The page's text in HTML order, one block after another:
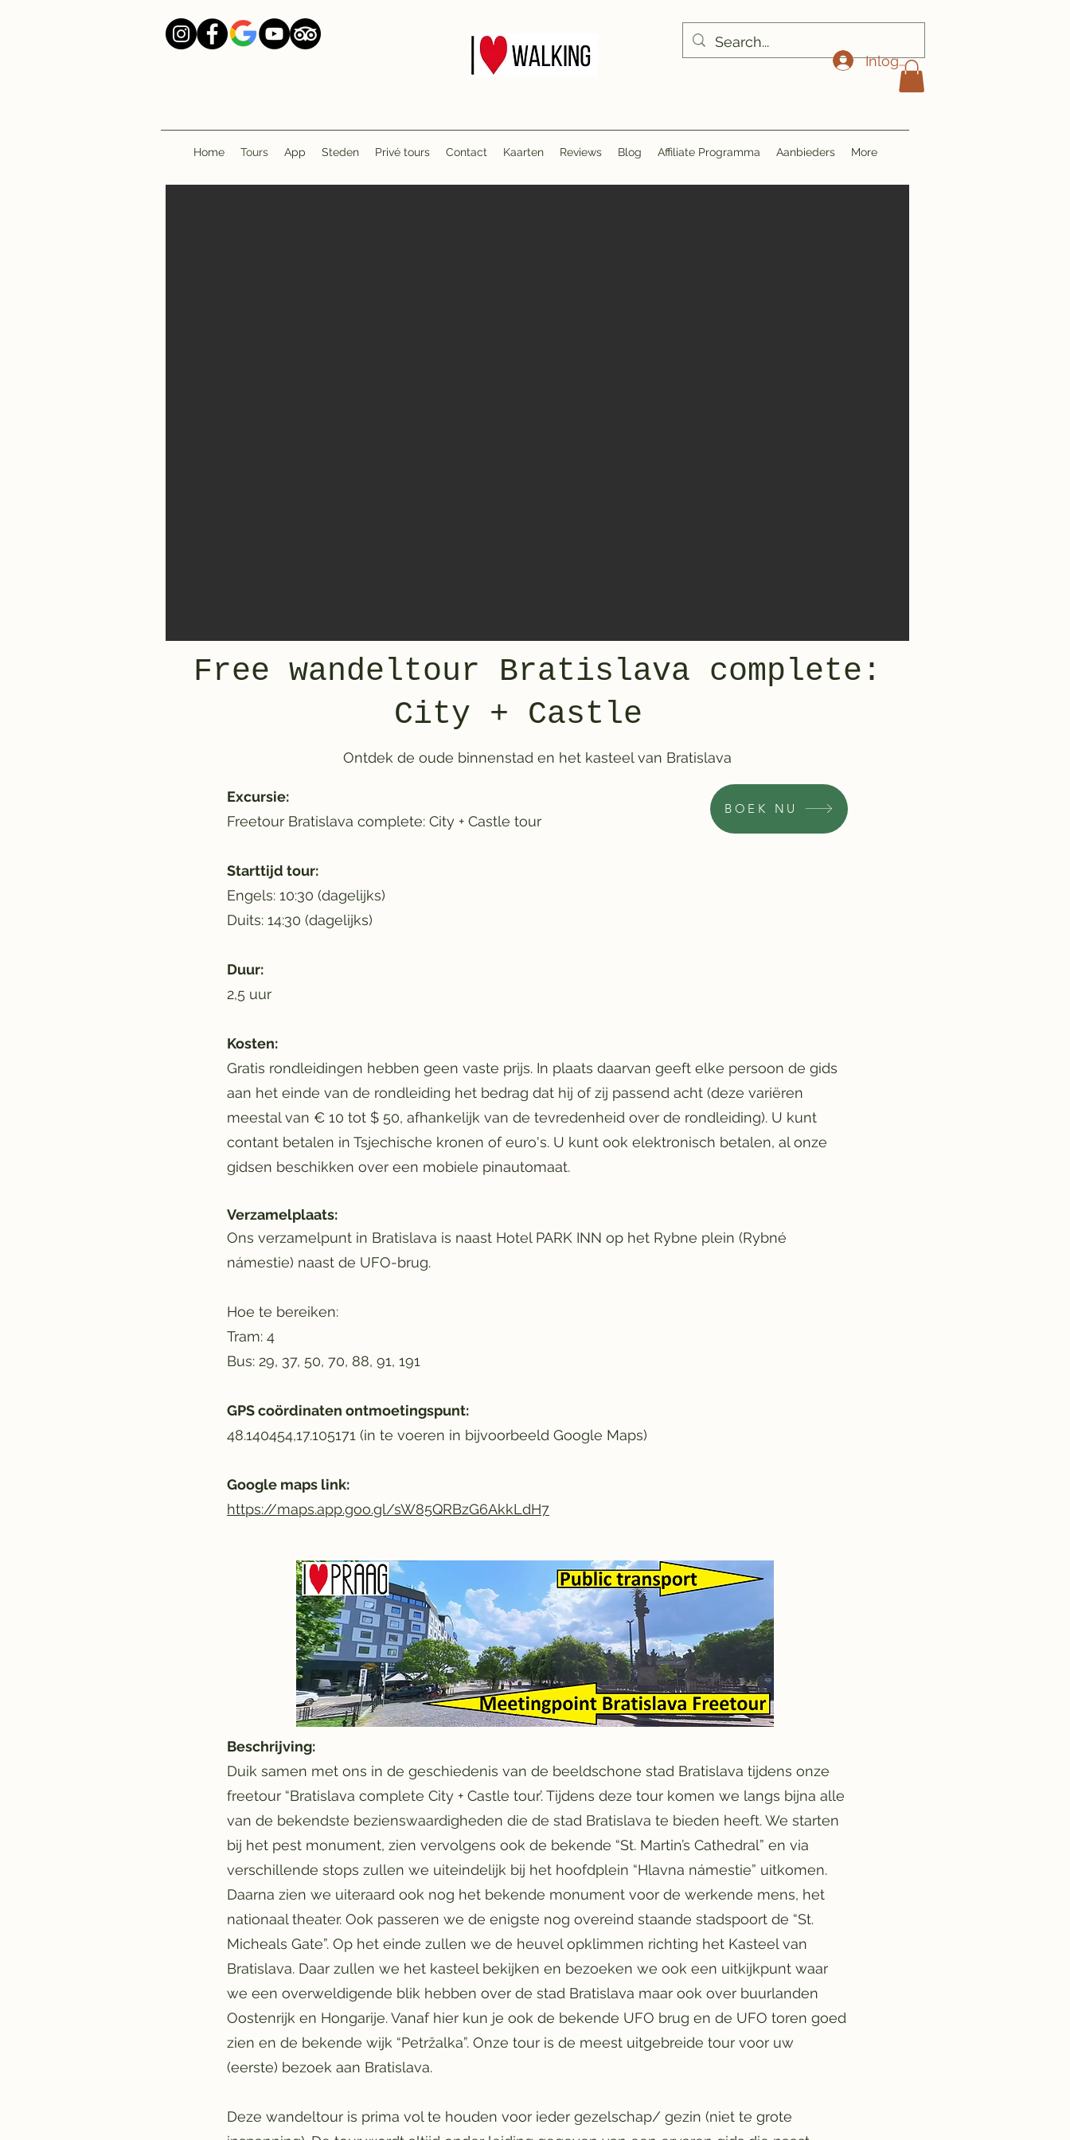
Inloggen
Home Tours App Steden Privé tours Contact Kaarten Reviews Blog Affiliate Programma Aanbieders More
Free wandeltour Bratislava complete:
City + Castle
Ontdek de oude binnenstad en het kasteel van Bratislava
Excursie:
Freetour Bratislava complete: City + Castle tour
Starttijd tour:
Engels: 10:30 (dagelijks)
Duits: 14:30 (dagelijks)
Duur:
2,5 uur
Kosten:
Gratis rondleidingen hebben geen vaste prijs. In plaats daarvan geeft elke persoon de gids
aan het einde van de rondleiding het bedrag dat hij of zij passend acht (deze variëren
meestal van € 10 tot $ 50, afhankelijk van de tevredenheid over de rondleiding). U kunt
contant betalen in Tsjechische kronen of euro's. U kunt ook elektronisch betalen, al onze
gidsen beschikken over een mobiele pinautomaat.
Verzamelplaats:
Ons verzamelpunt in Bratislava is naast Hotel PARK INN op het Rybne plein (Rybné
námestie) naast de UFO-brug.
Hoe te bereiken:
Tram: 4
Bus: 29, 37, 50, 70, 88, 91, 191
GPS coördinaten ontmoetingspunt:
48.140454,17.105171 (in te voeren in bijvoorbeeld Google Maps)
Google maps link:
https://maps.app.goo.gl/sW85QRBzG6AkkLdH7
Beschrijving:
Duik samen met ons in de geschiedenis van de beeldschone stad Bratislava tijdens onze
freetour “Bratislava complete City + Castle tour’. Tijdens deze tour komen we langs bijna alle
van de bekendste bezienswaardigheden die de stad Bratislava te bieden heeft. We starten
bij het pest monument, zien vervolgens ook de bekende “St. Martin’s Cathedral” en via
verschillende stops zullen we uiteindelijk bij het hoofdplein “Hlavna námestie” uitkomen.
Daarna zien we uiteraard ook nog het bekende monument voor de werkende mens, het
nationaal theater. Ook passeren we de enigste nog overeind staande stadspoort de “St.
Micheals Gate”. Op het einde zullen we de heuvel opklimmen richting het Kasteel van
Bratislava. Daar zullen we het kasteel bekijken en bezoeken we ook een uitkijkpunt waar
we een overweldigende blik hebben over de stad Bratislava maar ook over buurlanden
Oostenrijk en Hongarije. Vanaf hier kun je ook de bekende UFO brug en de UFO toren goed
zien en de bekende wijk “Petržalka”. Onze tour is de meest uitgebreide tour voor uw
(eerste) bezoek aan Bratislava.
Deze wandeltour is prima vol te houden voor ieder gezelschap/ gezin (niet te grote
BOEK NU